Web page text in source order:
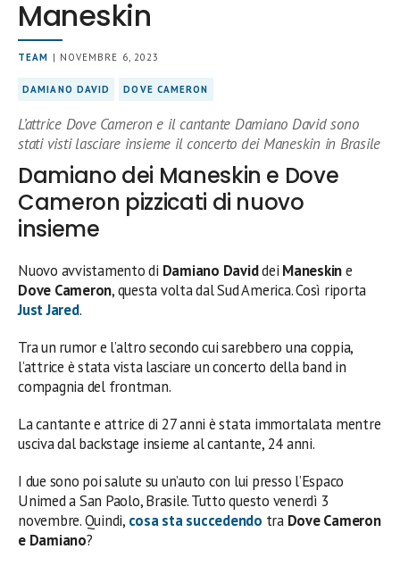
Maneskin
TEAM | NOVEMBRE 6, 2023
DAMIANO DAVID DOVE CAMERON
L’attrice Dove Cameron e il cantante Damiano David sono
stati visti lasciare insieme il concerto dei Maneskin in Brasile
Damiano dei Maneskin e Dove
Cameron pizzicati di nuovo
insieme
Nuovo avvistamento di Damiano Daviddei Maneskine
Dove Cameron, questa volta dal Sud America. Così riporta
Just Jared.
Tra un rumor e l’altro secondo cui sarebbero una coppia,
l’attrice è stata vista lasciare un concerto della band in
compagnia del frontman.
La cantante e attrice di 27 anni è stata immortalata mentre
usciva dal backstage insieme al cantante, 24 anni.
I due sono poi salute su un’auto con lui presso l’Espaco
Unimed a San Paolo, Brasile. Tutto questo venerdì 3
novembre. Quindi, cosa sta succedendo tra Dove Cameron
e Damiano?